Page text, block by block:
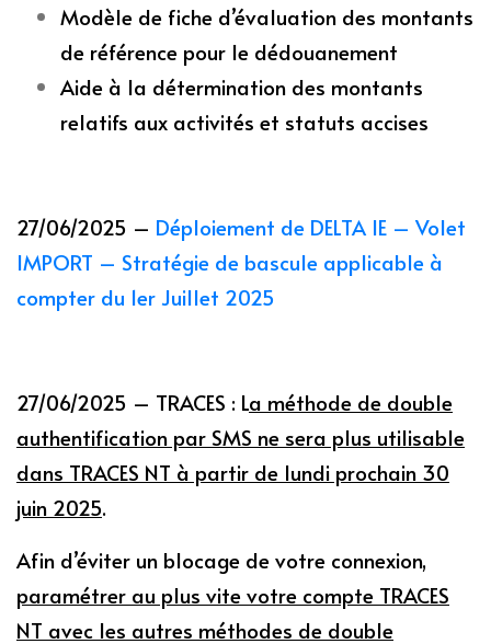
Modèle de fiche d’évaluation des montants
de référence pour le dédouanement
Aide à la détermination des montants
relatifs aux activités et statuts accises
27/06/2025 – Déploiement de DELTA IE – Volet
IMPORT – Stratégie de bascule applicable à
compter du 1er Juillet 2025
27/06/2025 – TRACES : La méthode de double
authentification par SMS ne sera plus utilisable
dans TRACES NT à partir de lundi prochain 30
juin 2025.
Afin d’éviter un blocage de votre connexion,
paramétrer au plus vite votre compte TRACES
NT avec les autres méthodes de double